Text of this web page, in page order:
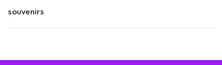
souvenirs